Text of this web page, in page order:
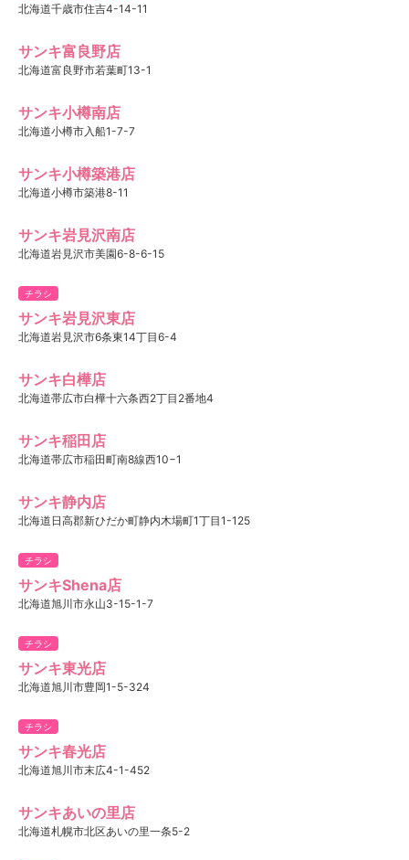
北海道千歳市住吉4-14-11
サンキ富良野店
北海道富良野市若葉町13-1
サンキ小樽南店
北海道小樽市入船1-7-7
サンキ小樽築港店
北海道小樽市築港8-11
サンキ岩見沢南店
北海道岩見沢市美園6-8-6-15
チラシ
サンキ岩見沢東店
北海道岩見沢市6条東14丁目6-4
サンキ白樺店
北海道帯広市白樺十六条西2丁目2番地4
サンキ稲田店
北海道帯広市稲田町南8線西10−1
サンキ静内店
北海道日高郡新ひだか町静内木場町1丁目1-125
チラシ
サンキShena店
北海道旭川市永山3-15-1-7
チラシ
サンキ東光店
北海道旭川市豊岡1-5-324
チラシ
サンキ春光店
北海道旭川市末広4-1-452
サンキあいの里店
北海道札幌市北区あいの里一条5-2